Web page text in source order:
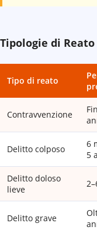
Tipologie di
Tipo di reato
Contravvenzione
Delitto colposo
6
5
Delitto doloso
lieve
Delitto grave